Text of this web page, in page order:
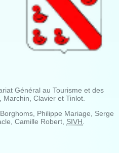
Général au Tourisme et des
Clavier et Tinlot.
Philippe Mariage, Serge
Camille Robert, SIVH